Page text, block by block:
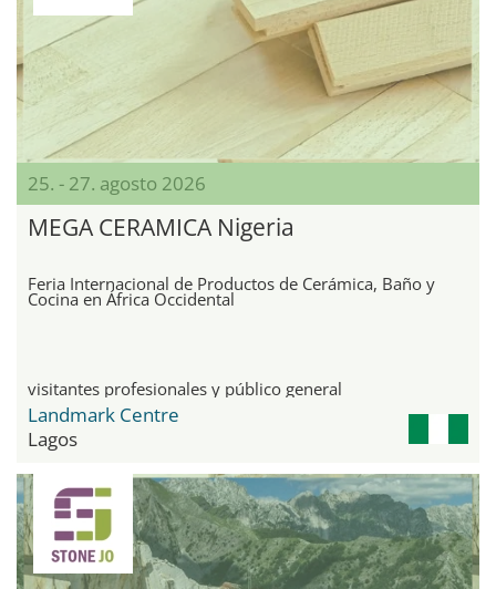
25. - 27. agosto 2026
MEGA CERAMICA Nigeria
Feria Internacional de Productos de Cerámica, Baño y
Cocina en África Occidental
visitantes profesionales y público general
Landmark Centre
Lagos